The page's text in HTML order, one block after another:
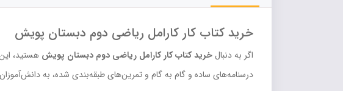
خرید کتاب کار کارامل ریاضی دوم دبستان پویش
اگر به دنبال خرید کتاب کار کارامل ریاضی دوم دبستان پویش هستید،
درسنامه‌های ساده و گام به گام و تمرین‌های طبقه‌بندی شده، به